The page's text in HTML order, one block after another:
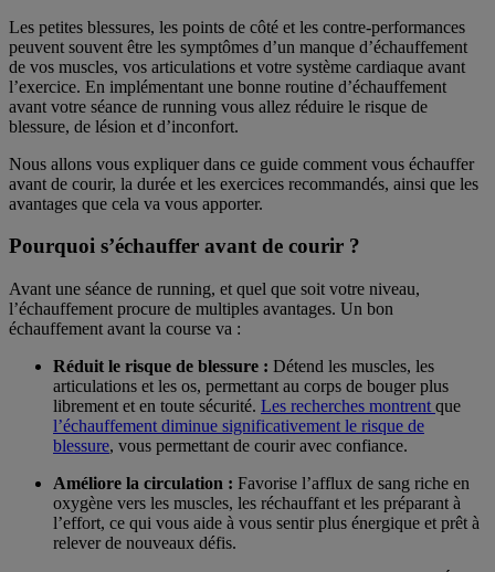
Les petites blessures, les points de côté et les contre-performances
peuvent souvent être les symptômes d’un manque d’échauffement
de vos muscles, vos articulations et votre système cardiaque avant
l’exercice. En implémentant une bonne routine d’échauffement
avant votre séance de running vous allez réduire le risque de
blessure, de lésion et d’inconfort.
Nous allons vous expliquer dans ce guide comment vous échauffer
avant de courir, la durée et les exercices recommandés, ainsi que les
avantages que cela va vous apporter.
Pourquoi s’échauffer avant de courir ?
Avant une séance de running, et quel que soit votre niveau,
l’échauffement procure de multiples avantages. Un bon
échauffement avant la course va :
Réduit le risque de blessure : Détend les muscles, les
articulations et les os, permettant au corps de bouger plus
librement et en toute sécurité. Les recherches montrent que
l’échauffement diminue significativement le risque de
blessure, vous permettant de courir avec confiance.
Améliore la circulation : Favorise l’afflux de sang riche en
oxygène vers les muscles, les réchauffant et les préparant à
l’effort, ce qui vous aide à vous sentir plus énergique et prêt à
relever de nouveaux défis.